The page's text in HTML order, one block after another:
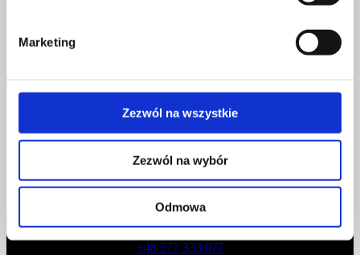
Marketing
Zezwól na wszystkie
Zezwól na wybór
Odmowa
Profil youtube Czerwona
Szpilka
Kontakt
kontakt@czerwonaszpilka.pl
+48 577 333 077